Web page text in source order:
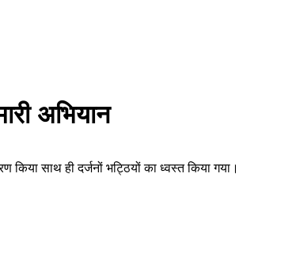
अभियान
साथ ही दर्जनों भट्ठियों का ध्वस्त किया गया।